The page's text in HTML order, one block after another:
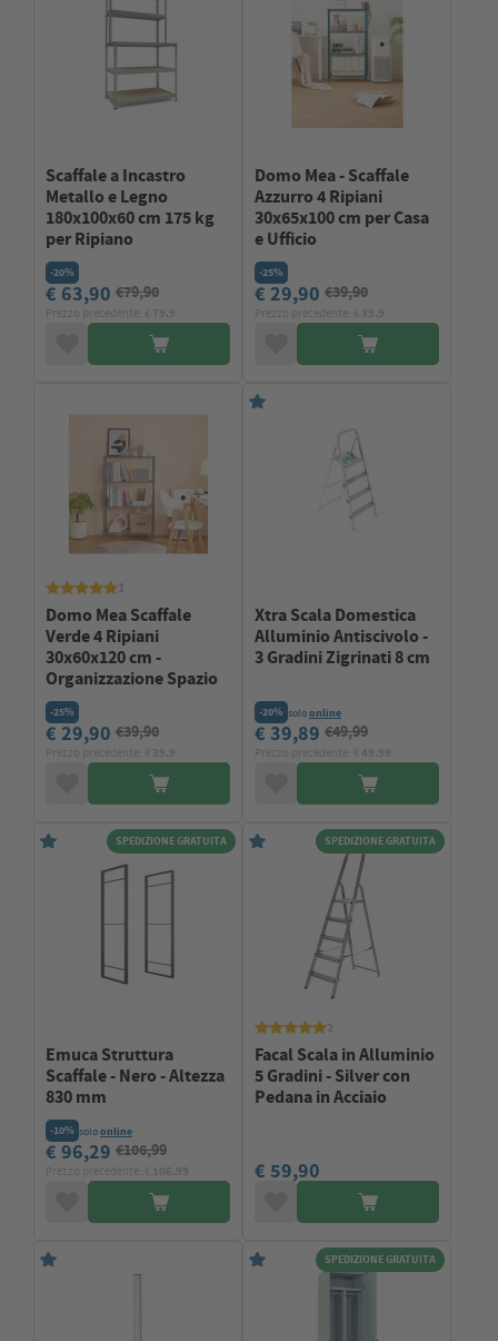
Scaffale a Incastro
Metallo e Legno
180x100x60 cm 175 kg
per Ripiano
-20%
€ 63,90 €79,90
Domo Mea - Scaffale
Azzurro 4 Ripiani
30x65x100 cm per Casa
e Ufficio
-25%
€ 29,90 €39,90
Domo Mea Scaffale
Verde 4 Ripiani
30x60x120 cm -
Organizzazione Spazio
-25%
€ 29,90 €39,90
Xtra Scala Domestica
Alluminio Antiscivolo -
3 Gradini Zigrinati 8 cm
-20% soloonline
€ 39,89 €49,99
SPEDIZIONE GRATUITA
Emuca Struttura
Scaffale - Nero - Altezza
830 mm
-10% soloonline
€ 96,29 €106,99
SPEDIZIONE GRATUITA
Facal Scala in Alluminio
5 Gradini - Silver con
Pedana in Acciaio
€ 59,90
SPEDIZIONE GRATUITA